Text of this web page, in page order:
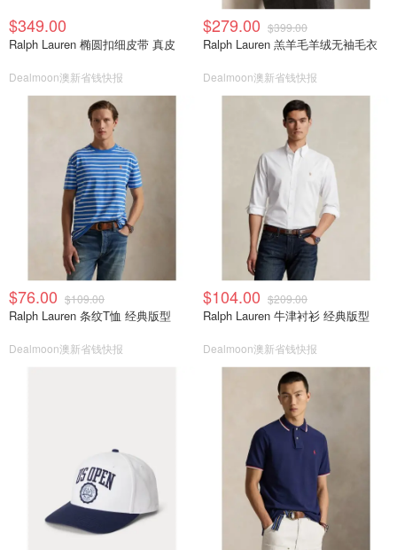
$349.00
Ralph Lauren 椭圆扣细皮带 真皮
Dealmoon澳新省钱快报
$279.00 $399.00
Ralph Lauren 羔羊毛羊绒无袖毛衣
Dealmoon澳新省钱快报
$76.00 $109.00
Ralph Lauren 条纹T恤 经典版型
Dealmoon澳新省钱快报
$104.00 $209.00
Ralph Lauren 牛津衬衫 经典版型
Dealmoon澳新省钱快报